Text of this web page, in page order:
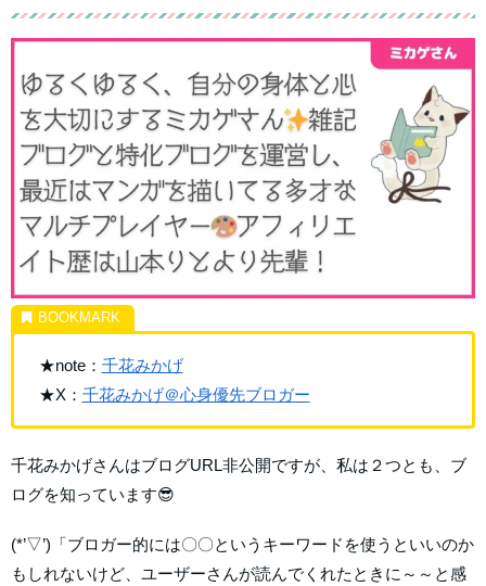
★note： 千花みかげ
★X： 千花みかげ＠心身優先ブロガー
千花みかげさんはブログURL非公開ですが、私は２つとも、ブ
ログを知っています😎
(*’▽’)「ブロガー的には〇〇というキーワードを使うといいのか
もしれないけど、ユーザーさんが読んでくれたときに～～と感